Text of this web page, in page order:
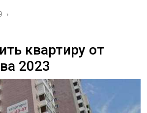
›
квартиру от
2023